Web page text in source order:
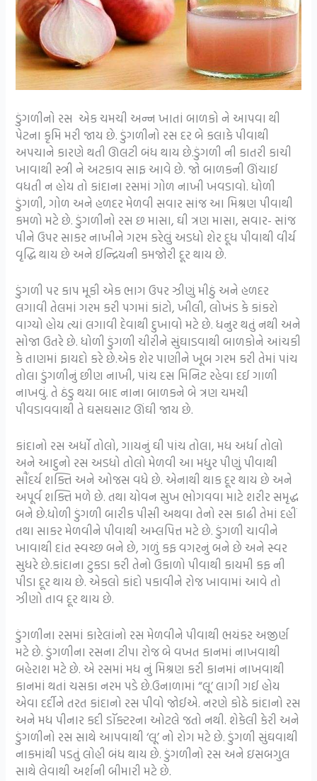
ડુંગળીનો રસ એક ચમચી અન્ન ખાતાં બાળકો ને આપવા થી
પેટના કૃમિ મરી જાય છે. ડુંગળીનો રસ દર બે કલાકે પીવાથી
અપચાને કારણે થતી ઊલટી બંધ થાય છે.ડુંગળી ની કાતરી કાચી
ખાવાથી સ્ત્રી ને અટકાવ સાફ આવે છે. જો બાળકની ઊંચાઈ
વધતી ન હોય તો કાંદાના રસમાં ગોળ નાખી ખવડાવો. ધોળી
ડુંગળી, ગોળ અને હળદર મેળવી સવાર સાંજ આ મિશ્રણ પીવાથી
કમળો મટે છે. ડુંગળીનો રસ છ માસા, ઘી ત્રણ માસા, સવાર- સાંજ
પીને ઉપર સાકર નાખીને ગરમ કરેલું અડધો શેર દૂધ પીવાથી વીર્ય
વૃદ્ધિ થાય છે અને ઈન્દ્રિયની કમજોરી દૂર થાય છે.
ડુંગળી પર કાપ મૂકી એક ભાગ ઉપર ઝીણું મીઠું અને હળદર
લગાવી તેલમાં ગરમ કરી પગમાં કાંટો, ખીલી, લોખંડ કે કાંકરો
વાગ્યો હોય ત્યાં લગાવી દેવાથી દુખાવો મટે છે. ધનુર થતું નથી અને
સોજા ઉતરે છે. ધોળી ડુંગળી ચીરીને સુંઘાડવાથી બાળકોને આંચકી
કે તાણમાં ફાયદો કરે છે.એક શેર પાણીને ખૂબ ગરમ કરી તેમાં પાંચ
તોલા ડુંગળીનું છીણ નાખી, પાંચ દસ મિનિટ રહેવા દઈ ગાળી
નાખવું. તે ઠંડુ થયા બાદ નાના બાળકને બે ત્રણ ચમચી
પીવડાવવાથી તે ઘસઘસાટ ઊંઘી જાય છે.
કાંદાનો રસ અર્ધો તોલો, ગાયનું ઘી પાંચ તોલા, મધ અર્ધા તોલો
અને આદુનો રસ અડધો તોલો મેળવી આ મધુર પીણું પીવાથી
સૌંદર્ય શક્તિ અને ઓજસ વધે છે. એનાથી થાક દૂર થાય છે અને
અપૂર્વ શક્તિ મળે છે. તથા યોવન સુખ ભોગવવા માટે શરીર સમૃદ્ધ
બને છે.ધોળી ડુંગળી બારીક પીસી અથવા તેનો રસ કાઢી તેમાં દહીં
તથા સાકર મેળવીને પીવાથી અમ્લપિત્ત મટે છે. ડુંગળી ચાવીને
ખાવાથી દાંત સ્વચ્છ બને છે, ગળું કફ વગરનું બને છે અને સ્વર
સુધરે છે.કાંદાના ટુકડા કરી તેનો ઉકાળો પીવાથી કાયમી કફ ની
પીડા દૂર થાય છે. એકલો કાંદો પકાવીને રોજ ખાવામાં આવે તો
ઝીણો તાવ દૂર થાય છે.
ડુંગળીના રસમાં કારેલાંનો રસ મેળવીને પીવાથી ભયંકર અજીર્ણ
મટે છે. ડુંગળીના રસના ટીપા રોજ બે વખત કાનમાં નાખવાથી
બહેરાશ મટે છે. એ રસમાં મધ નું મિશ્રણ કરી કાનમાં નાખવાથી
કાનમાં થતાં ચસકા નરમ પડે છે.ઉનાળામાં “લૂ’ લાગી ગઈ હોય
એવા દર્દીને તરત કાંદાનો રસ પીવો જોઈએ. નરણે કોઠે કાંદાનો રસ
અને મધ પીનાર કદી ડૉક્ટરના ઓટલે જતો નથી. શેકેલી કેરી અને
ડુંગળીનો રસ સાથે આપવાથી ‘લૂ’ નો રોગ મટે છે. ડુંગળી સુંઘવાથી
નાકમાંથી પડતું લોહી બંધ થાય છે. ડુંગળીનો રસ અને ઇસબગુલ
સાથે લેવાથી અર્શની બીમારી મટે છે.